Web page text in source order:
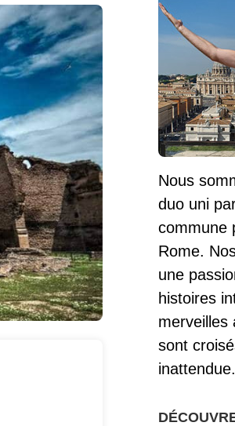
Nous
duo uni
commune
Rome.
une
histoires
merveilles
sont
inattendue.